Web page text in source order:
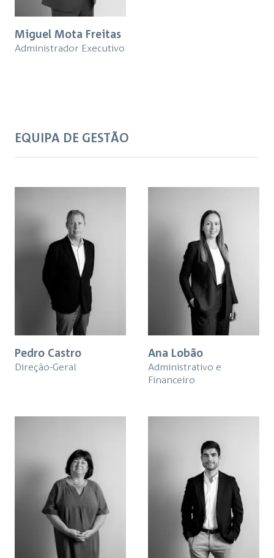
Miguel Mota Freitas
Administrador Executivo
EQUIPA DE GESTÃO
Pedro Castro
Direção-Geral
Ana Lobão
Administrativo e
Financeiro